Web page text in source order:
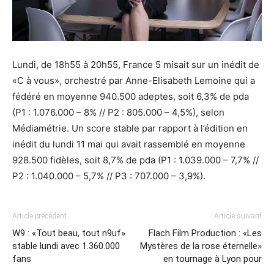
Lundi, de 18h55 à 20h55, France 5 misait sur un inédit de
«C à vous», orchestré par Anne-Elisabeth Lemoine qui a
fédéré en moyenne 940.500 adeptes, soit 6,3% de pda
(P1 : 1.076.000 – 8% // P2 : 805.000 – 4,5%), selon
Médiamétrie. Un score stable par rapport à l’édition en
inédit du lundi 11 mai qui avait rassemblé en moyenne
928.500 fidèles, soit 8,7% de pda (P1 : 1.039.000 – 7,7% //
P2 : 1.040.000 – 5,7% // P3 : 707.000 – 3,9%).
Article précédent
W9 : «Tout beau, tout n9uf»
stable lundi avec 1.360.000
fans
Article suivant
Flach Film Production : «Les
Mystères de la rose éternelle»
en tournage à Lyon pour